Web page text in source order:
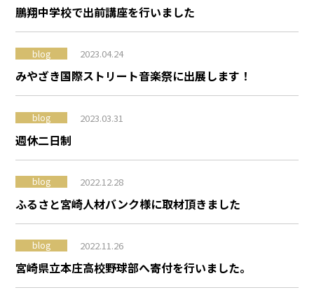
鵬翔中学校で出前講座を行いました
blog 2023.04.24
みやざき国際ストリート音楽祭に出展します！
blog 2023.03.31
週休二日制
blog 2022.12.28
ふるさと宮崎人材バンク様に取材頂きました
blog 2022.11.26
宮崎県立本庄高校野球部へ寄付を行いました。